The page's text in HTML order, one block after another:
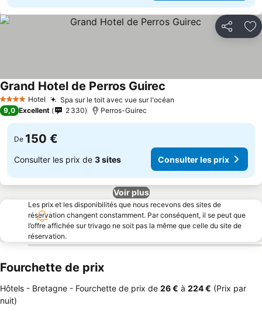
Partager
4 Étoiles Hotel Spa sur le toit avec vue sur l'océan
Grand Hotel de Perros Guirec
9,0 Excellent 2 330 Perros-Guirec
De 150 €
Consulter les prix de 3 sites Consulter les prix
Voir plus
Les prix et les disponibilités que nous recevons des sites de
réservation changent constamment. Par conséquent, il se peut que
l’offre affichée sur trivago ne soit pas la même que celle du site de
réservation.
Fourchette de prix
Hôtels - Bretagne - Fourchette de prix de ‎26 € à ‎224 € (Prix par
nuit)